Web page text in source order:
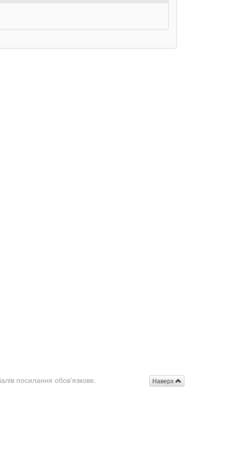
Наверх
посилання обов'язкове.